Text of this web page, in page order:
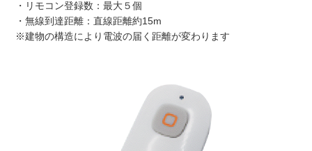
・リモコン登録数：最大５個
・無線到達距離：直線距離約15m
※建物の構造により電波の届く距離が変わります